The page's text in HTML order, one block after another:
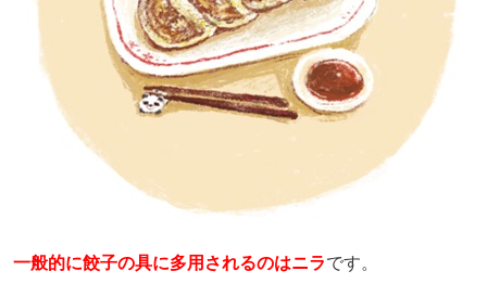
一般的に餃子の具に多用されるのはニラです。